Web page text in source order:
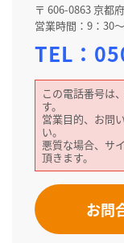
〒 606-0863 京都
営業時間：9：30
TEL：
この電話番号は
す。
営業目的、お問
い。
悪質な場合、サ
頂きます。
お問